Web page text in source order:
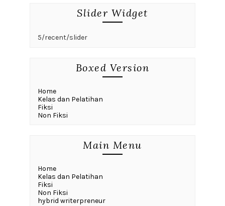
Slider Widget
5/recent/slider
Boxed Version
Home
Kelas dan Pelatihan
Fiksi
Non Fiksi
Main Menu
Home
Kelas dan Pelatihan
Fiksi
Non Fiksi
hybrid writerpreneur